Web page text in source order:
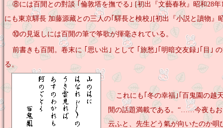
⑧には百閒との對談 ｢倫敦塔を撫でる｣ [初出『文藝春秋』昭和28
にも東京驛長 加藤源藏との三人の｢驛長と検校｣[初出『小説と讀物』
⑩の見返しには百閒の筆で筝歌が揮毫されている。
前書きも百閒。卷末に ｢思い出｣ として ｢旅愁｣｢明暗交友録｣｢目｣
る。
これにも｢冬の幸福｣｢百鬼園の越
閒の話題満載である。“……今夜も
云ふと、先生どう氣が向いたのか